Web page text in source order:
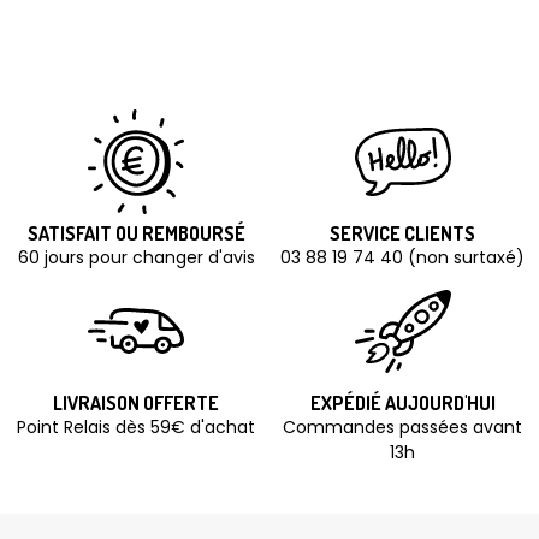
SATISFAIT OU REMBOURSÉ
60 jours pour changer d'avis
SERVICE CLIENTS
03 88 19 74 40 (non surtaxé)
LIVRAISON OFFERTE
Point Relais dès 59€ d'achat
EXPÉDIÉ AUJOURD'HUI
Commandes passées avant
13h